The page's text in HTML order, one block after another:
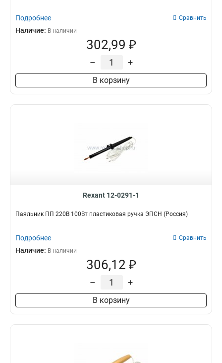
Подробнее Сравнить
Наличие: В наличии
302,99 ₽
– +
В корзину
Rexant 12-0291-1
Паяльник ПП 220В 100Вт пластиковая ручка ЭПСН (Россия)
Подробнее Сравнить
Наличие: В наличии
306,12 ₽
– +
В корзину